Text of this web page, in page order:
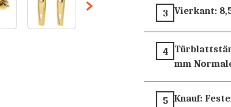
3 Vierkant:
4
mm
5 Knauf: